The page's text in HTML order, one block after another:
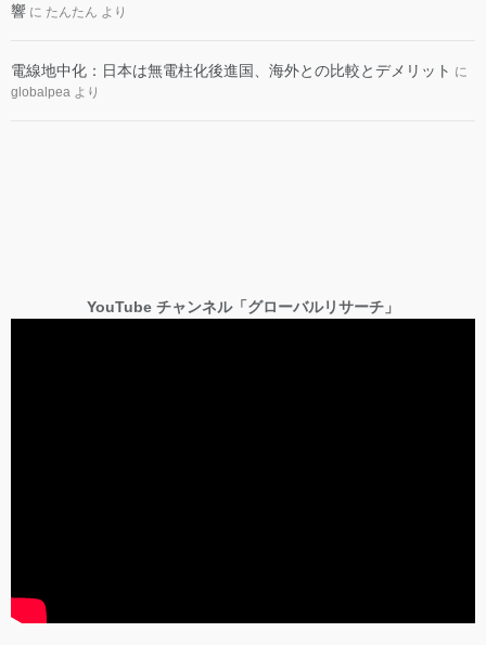
響 に たんたん より
電線地中化：日本は無電柱化後進国、海外との比較とデメリット に
globalpea より
YouTube チャンネル「グローバルリサーチ」